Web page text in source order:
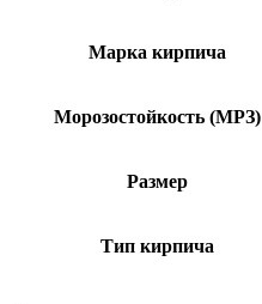
Марка кирпича
Морозостойкость (МРЗ)
Размер
Тип кирпича